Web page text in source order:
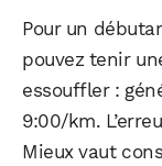
Pour un
pouvez tenir
essouffler :
9:00/km.
Mieux vaut